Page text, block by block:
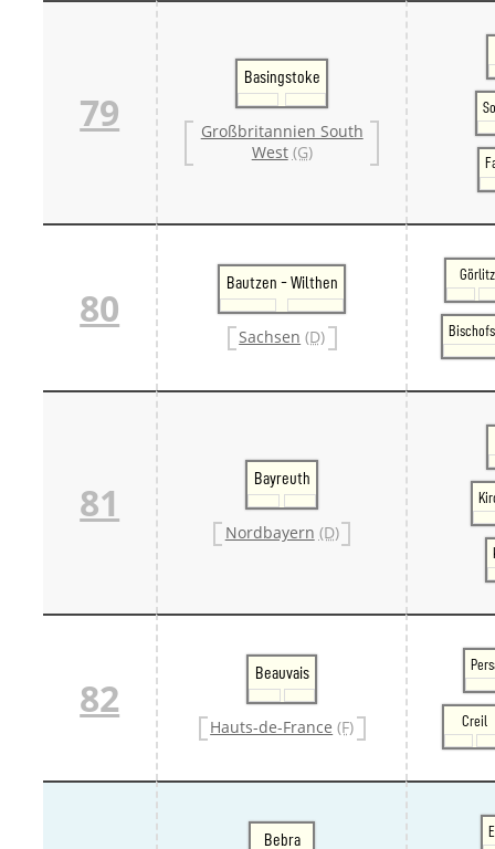
79
Basingstoke
Großbritannien South
West (G)
80
Bautzen - Wilthen
Sachsen (D)
Görlitz
81
Bayreuth
Nordbayern (D)
82
Beauvais
Hauts-de-France (F) Creil
Bebra